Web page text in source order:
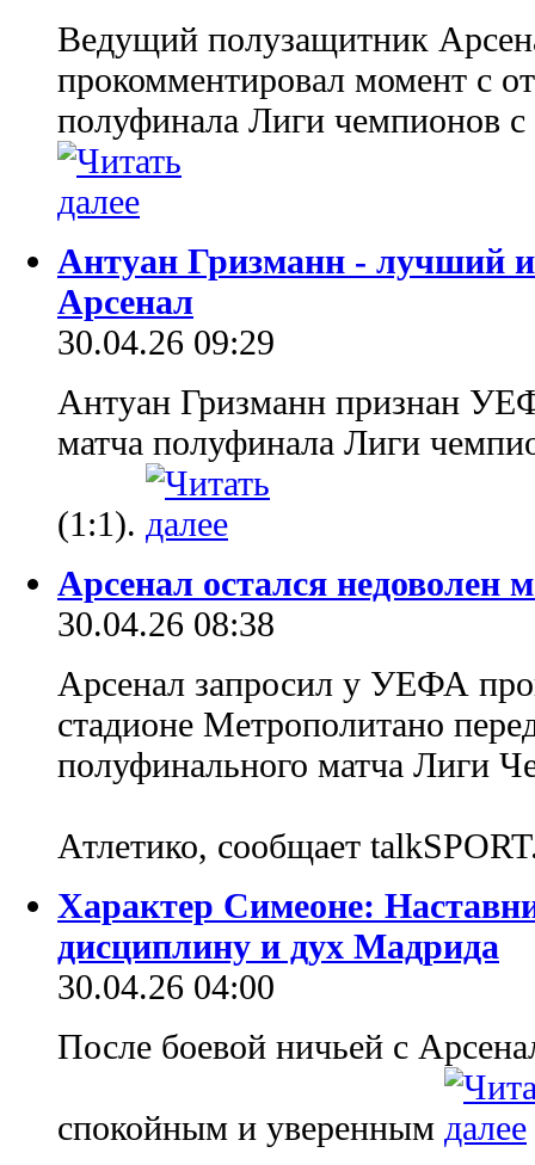
Ведущий полузащитник
прокомментировал момент с
полуфинала Лиги чемпионов
Антуан Гризманн - лучший
Арсенал
30.04.26 09:29
Антуан Гризманн признан
матча полуфинала Лиги
(1:1).
Арсенал остался недоволен
30.04.26 08:38
Арсенал запросил у УЕФА
стадионе Метрополитано
полуфинального матча Лиги
Атлетико, сообщает
Характер Симеоне:
дисциплину и дух Мадрида
30.04.26 04:00
После боевой ничьей с
спокойным и уверенным